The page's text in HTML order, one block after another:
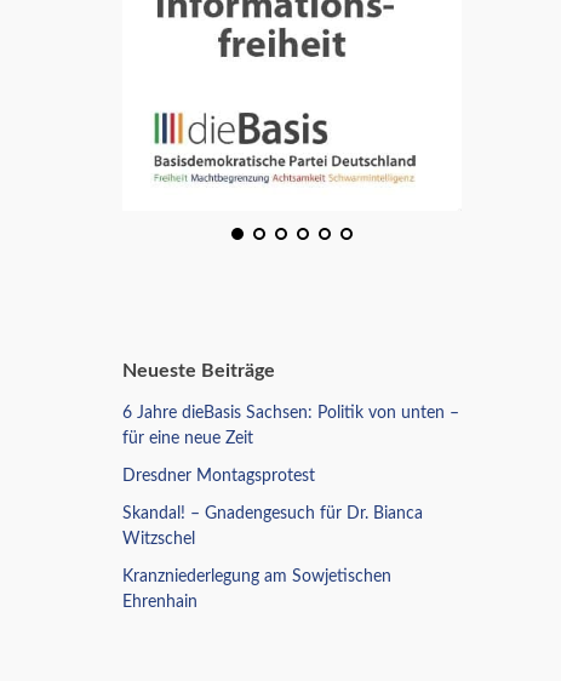
Neueste Beiträge
6 Jahre dieBasis Sachsen: Politik von unten –
für eine neue Zeit
Dresdner Montagsprotest
Skandal! – Gnadengesuch für Dr. Bianca
Witzschel
Kranzniederlegung am Sowjetischen
Ehrenhain